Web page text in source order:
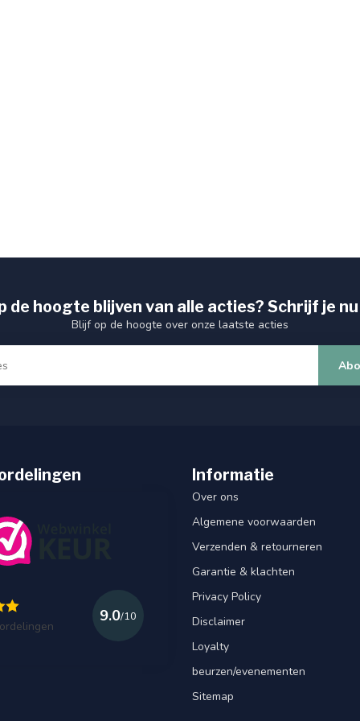
zijn .
!
de hoogte blijven van alle acties? Schrijf je
Blijf op de hoogte over onze laatste acties
9.0/10
Informatie
Over ons
Algemene voorwaarden
Verzenden & retourneren
Garantie & klachten
Privacy Policy
Disclaimer
Loyalty
beurzen/evenementen
Sitemap